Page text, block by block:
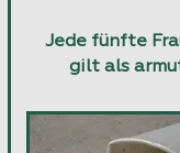
Jede fünfte
gilt als